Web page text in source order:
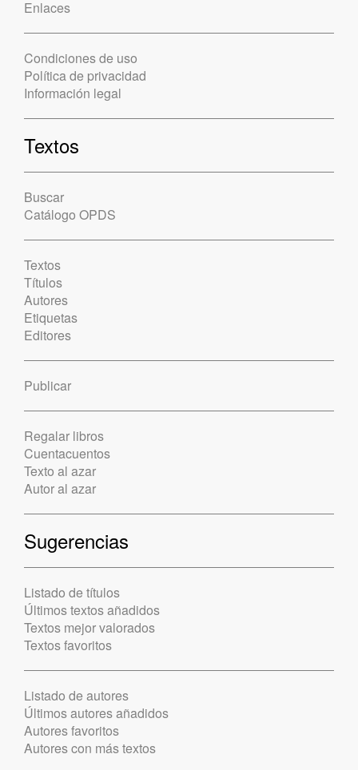
Enlaces
Condiciones de uso
Política de privacidad
Información legal
Textos
Buscar
Catálogo OPDS
Textos
Títulos
Autores
Etiquetas
Editores
Publicar
Regalar libros
Cuentacuentos
Texto al azar
Autor al azar
Sugerencias
Listado de títulos
Últimos textos añadidos
Textos mejor valorados
Textos favoritos
Listado de autores
Últimos autores añadidos
Autores favoritos
Autores con más textos